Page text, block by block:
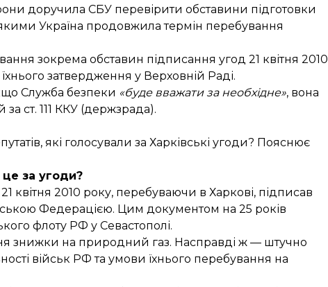
доручила СБУ перевірити обставини підготовки
якими Україна продовжила термін перебування
зокрема обставин підписання угод 21 квітня 2010
затвердження у Верховній Раді.
Служба безпеки «буде вважати за необхідне», вона
ст. 111 ККУ (держзрада).
які голосували за Харківські угоди? Пояснює
за угоди?
квітня 2010 року, перебуваючи в Харкові, підписав
Федерацією. Цим документом на 25 років
флоту РФ у Севастополі.
знижки на природний газ. Насправді ж — штучно
військ РФ та умови їхнього перебування на